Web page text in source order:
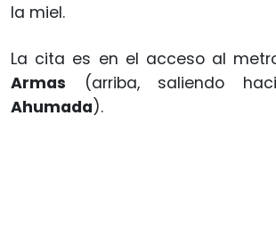
la miel.
La cita es en el acceso al
Armas (arriba, saliendo
Ahumada).